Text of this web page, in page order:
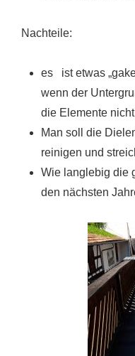
Nachteile:
es ist etwas
wenn der
die Elemente
Man soll die
reinigen und
Wie langlebig die
den nächsten